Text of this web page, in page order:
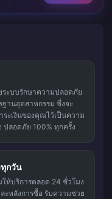
ระบบรักษาความปลอดภัย
ฐานอุตสาหกรรม ซึ่งจะ
ะเงินของคุณไว้เป็นความ
ลอดภัย 100% ทุกครั้ง
กวัน
ห้บริการตลอด 24 ชั่วโมง
ะหลังการซื้อ รับความช่วย